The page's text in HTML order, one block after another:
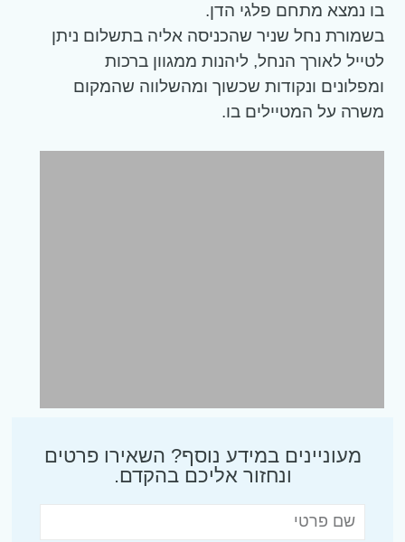
בו נמצא מתחם פלגי הדן.
בשמורת נחל שניר שהכניסה אליה בתשלום ניתן
לטייל לאורך הנחל, ליהנות ממגוון ברכות
ומפלונים ונקודות שכשוך ומהשלווה שהמקום
משרה על המטיילים בו.
מעוניינים במידע נוסף? השאירו פרטים
ונחזור אליכם בהקדם.